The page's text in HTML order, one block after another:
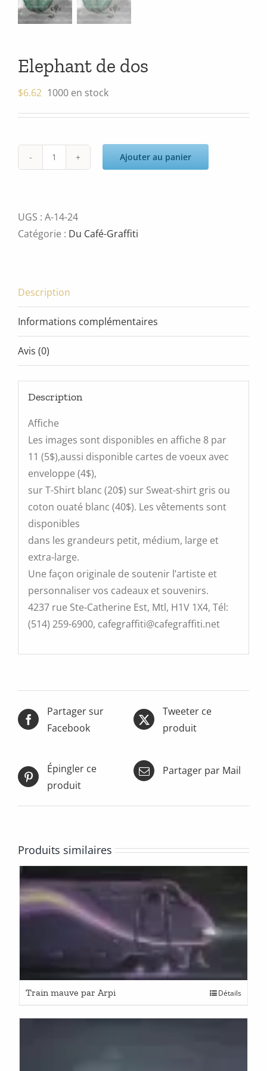
Elephant de dos
$6.62 1000 en stock
quantité
de
dos
Ajouter au panier
UGS : A-14-24
Catégorie : Du Café-Graffiti
Description
Informations complémentaires
Avis (0)
Description
Affiche
Les images sont disponibles en affiche 8 par
11 (5$),aussi disponible cartes de voeux avec
enveloppe (4$),
sur T-Shirt blanc (20$) sur Sweat-shirt gris ou
coton ouaté blanc (40$). Les vêtements sont
disponibles
dans les grandeurs petit, médium, large et
extra-large.
Une façon originale de soutenir l’artiste et
personnaliser vos cadeaux et souvenirs.
4237 rue Ste-Catherine Est, Mtl, H1V 1X4, Tél:
(514) 259-6900, cafegraffiti@cafegraffiti.net
Partager sur
Facebook
Tweeter ce
produit
Épingler ce
produit
Partager par Mail
Produits similaires
Train mauve par Arpi Détails